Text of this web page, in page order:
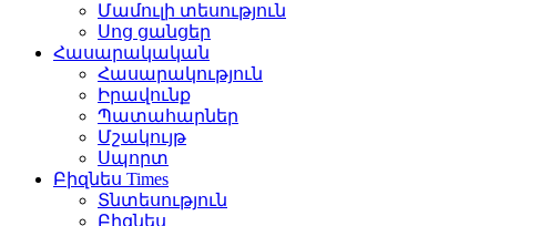
Մամուլի տեսություն
Սոց ցանցեր
Հասարակական
Հասարակություն
Իրավունք
Պատահարներ
Մշակույթ
Սպորտ
Բիզնես Times
Տնտեսություն
Բիզնես